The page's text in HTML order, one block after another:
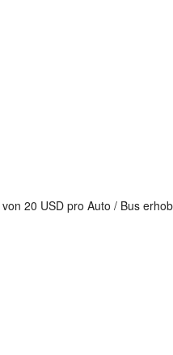
20 USD pro Auto / Bus